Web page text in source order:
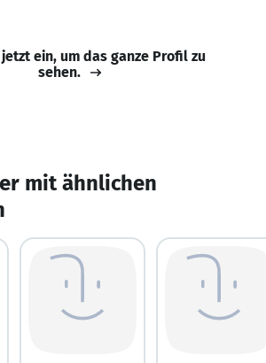
jetzt ein, um das ganze Profil zu
sehen.
mit ähnlichen